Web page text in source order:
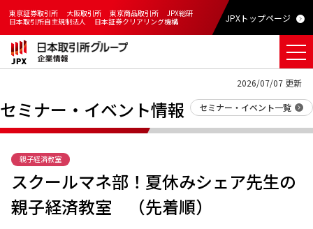
東京証券取引所 大阪取引所 東京商品取引所
JPX総研
日本取引所自主規制法人
日本証券クリアリング機構 JPXトップページ
2026/07/07 更新
セミナー・イベント一覧
セミナー・イベント情報
親子経済教室
スクールマネ部！夏休みシェア先生の
親子経済教室 （先着順）